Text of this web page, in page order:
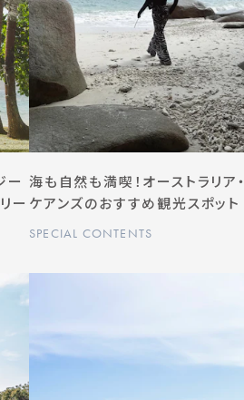
ー
ー
海も自然も満喫！オーストラリア・
ケアンズのおすすめ観光スポット
SPECIAL CONTENTS